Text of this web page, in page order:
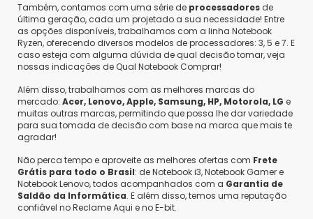
Tem entrada HDMI para o monitor? Vem com
teclado e mouse?
Responder
Saldão da Informática um ano atrás 0
Olá Felipe,
Sim, possui HDMI, não acompanha teclado e
mouse.
Tiago um ano atrás 0
Quantas entradas USB tem???
Responder
Também, contamos com uma série de processadores de
última geração, cada um projetado a sua necessidade! Entre
as opções disponíveis, trabalhamos com a linha Notebook
Ryzen, oferecendo diversos modelos de processadores: 3, 5 e 7. E
caso esteja com alguma dúvida de qual decisão tomar, veja
nossas indicações de Qual Notebook Comprar!
Além disso, trabalhamos com as melhores marcas do
mercado: Acer, Lenovo, Apple, Samsung, HP, Motorola, LG e
muitas outras marcas, permitindo que possa lhe dar variedade
para sua tomada de decisão com base na marca que mais te
agradar!
Não perca tempo e aproveite as melhores ofertas com Frete
Grátis para todo o Brasil: de Notebook i3, Notebook Gamer e
Notebook Lenovo, todos acompanhados com a Garantia de
Saldão da Informática. E além disso, temos uma reputação
confiável no Reclame Aqui e no E-bit.